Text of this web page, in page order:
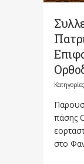
πάσης
στο